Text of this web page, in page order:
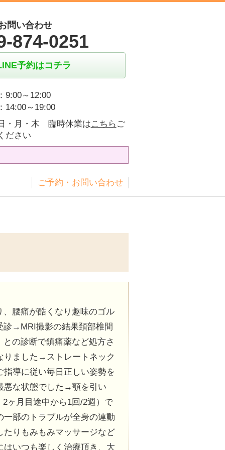
問い合わせ
874-0251
予約はコチラ
9:00～12:00
14:00～19:00
・月・木 臨時休業はこちら ご
ださい
ご予約・お問い合わせ
腰痛が酷くなり趣味のゴル
診→MRI撮影の結果頚部椎間
の診断で鎮痛薬など処方さ
りました→ストレートネック
導に従い毎日正しい姿勢を
悪な状態でした→顎を引い
ヶ月目途中から1回/2週）で
部のトラブルが全身の連動
りもみもみマッサージなど
いつも楽しく治療頂き、大